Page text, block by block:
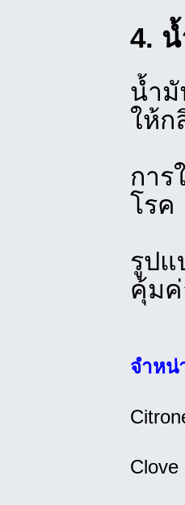
4.
น้ำ
ให้ก
การ
โรค
รูปแ
คุ้ม
จำหน่
Clove